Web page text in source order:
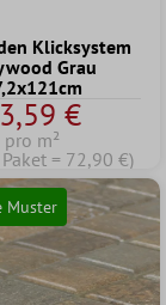
Klicksystem
Grau
€
pro m²
= 72,90 €)
Muster